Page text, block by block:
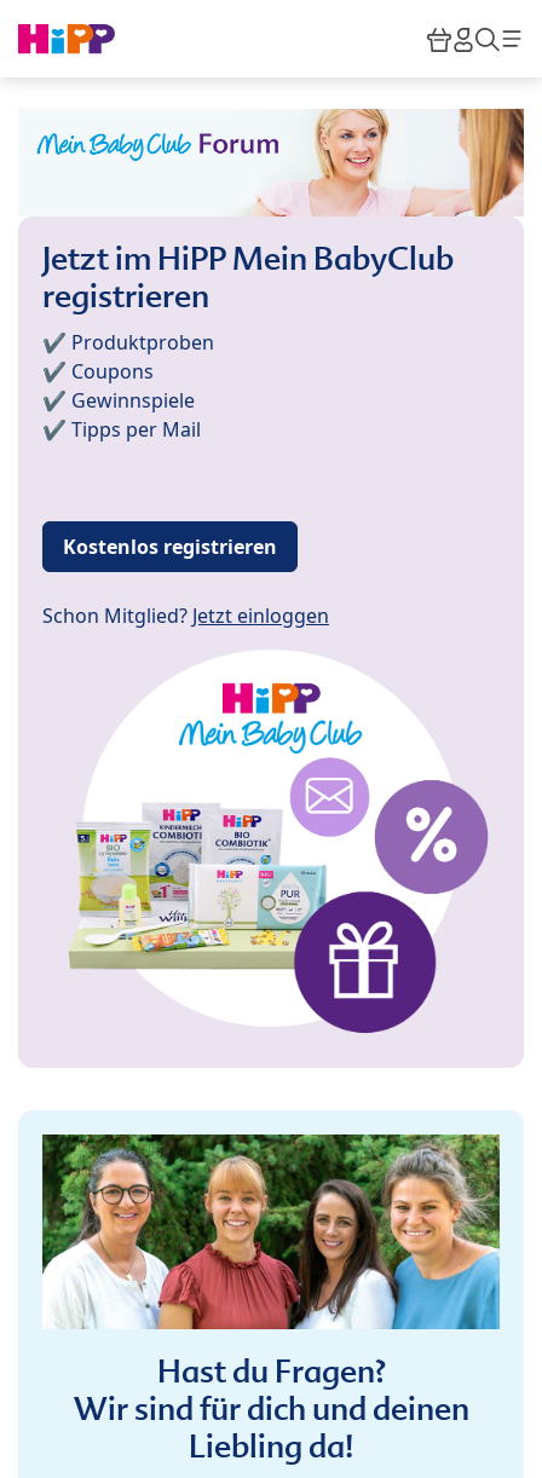
HiPP
Jetzt im HiPP Mein BabyClub
registrieren
✔️ Produktproben
✔️ Coupons
✔️ Gewinnspiele
✔️ Tipps per Mail
Kostenlos registrieren
Schon Mitglied? Jetzt einloggen
Hast du Fragen?
Wir sind für dich und deinen
Liebling da!